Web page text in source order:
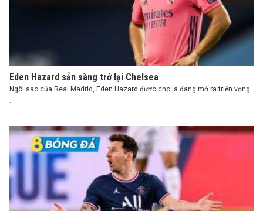
Eden Hazard sẵn sàng trở lại Chelsea
Ngôi sao của Real Madrid, Eden Hazard được cho là đang mở ra triển vọng
...